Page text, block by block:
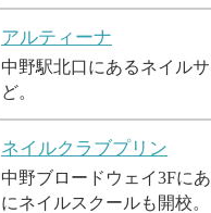
アルティーナ
中野駅北口にあるネイル
ど。
ネイルクラブプリン
中野ブロードウェイ3Fに
にネイルスクールも開校